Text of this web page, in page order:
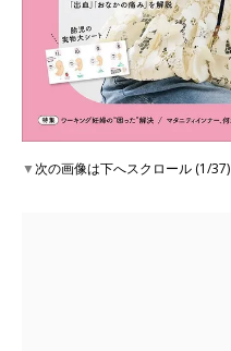
▼次の画像は下へスクロール (1/37)